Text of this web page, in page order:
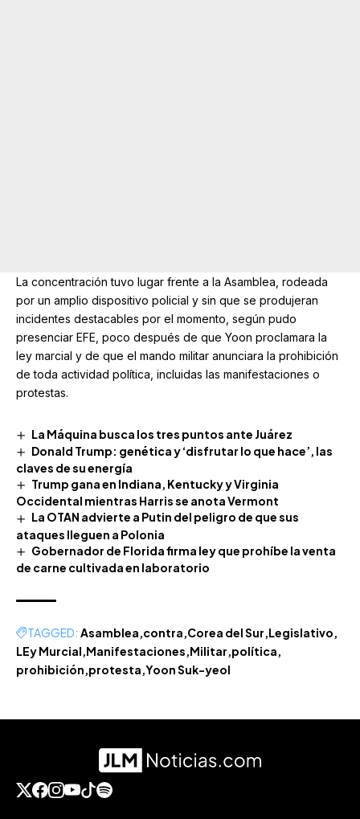
La concentración tuvo lugar frente a la Asamblea, rodeada
por un amplio dispositivo policial y sin que se produjeran
incidentes destacables por el momento, según pudo
presenciar EFE, poco después de que Yoon proclamara la
ley marcial y de que el mando militar anunciara la prohibición
de toda actividad política, incluidas las manifestaciones o
protestas.
La Máquina busca los tres puntos ante Juárez
Donald Trump: genética y ‘disfrutar lo que hace’, las
claves de su energía
Trump gana en Indiana, Kentucky y Virginia
Occidental mientras Harris se anota Vermont
La OTAN advierte a Putin del peligro de que sus
ataques lleguen a Polonia
Gobernador de Florida firma ley que prohíbe la venta
de carne cultivada en laboratorio
TAGGED: Asamblea contra Corea del Sur Legislativo
LEy Murcial Manifestaciones Militar política
prohibición protesta Yoon Suk-yeol